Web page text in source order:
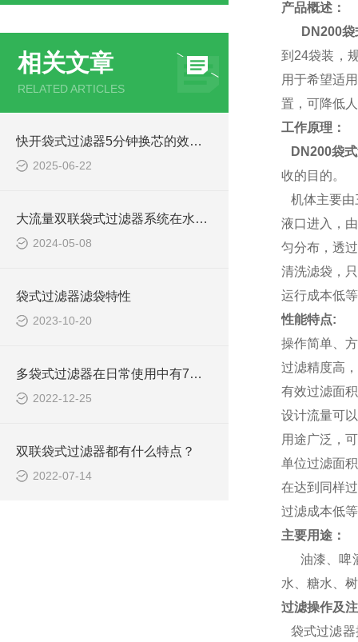
相关文章
RELATED ARTICLES
快开袋式过滤器5分钟换芯的效率革命，如何重塑工业过滤新标准？
2025-06-22
大流量双联袋式过滤器系统在水处理行业中的应用特点
2024-05-08
袋式过滤器滤袋特性
2023-10-20
多袋式过滤器在日常使用中有7大优势
2022-12-25
双联袋式过滤器都有什么特点？
2022-07-14
产品概述：
DN200
到24袋装，
用于希望适
置，可降低
工作原理：
DN200袋
收的目的。
机体主要由
液口进入，
匀分布，透
清洗滤袋，
运行成本低
性能特点:
操作简单、
过滤精度高
有效过滤面
设计流量可
用途广泛，
单位过滤面
在达到同样
过滤成本低
主要用途：
油漆、啤酒
水、糖水、
过滤操作及
袋式过滤器